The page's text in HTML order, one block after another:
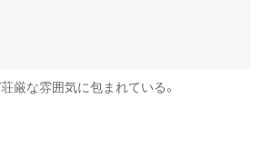
厳な雰囲気に包まれている。